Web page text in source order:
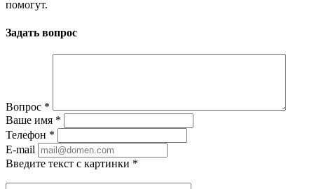
помогут.
Задать вопрос
Вопрос *
Ваше имя *
Телефон *
E-mail
Введите текст с картинки *